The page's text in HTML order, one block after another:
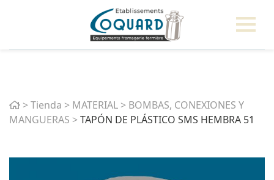
Home
>Tienda > MATERIAL > BOMBAS, CONEXIONES Y
MANGUERAS >TAPÓN DE PLÁSTICO SMS HEMBRA 51